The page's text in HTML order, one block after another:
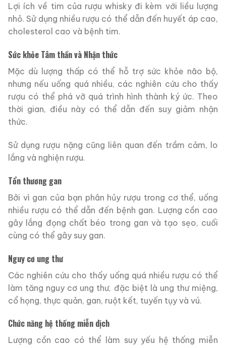
Lợi ích về tim của rượu whisky đi kèm với liều lượng
nhỏ. Sử dụng nhiều rượu có thể dẫn đến huyết áp cao,
cholesterol cao và bệnh tim.
Sức khỏe Tâm thần và Nhận thức
Mặc dù lượng thấp có thể hỗ trợ sức khỏe não bộ,
nhưng nếu uống quá nhiều, các nghiên cứu cho thấy
rượu có thể phá vỡ quá trình hình thành ký ức. Theo
thời gian, điều này có thể dẫn đến suy giảm nhận
thức.
Sử dụng rượu nặng cũng liên quan đến trầm cảm, lo
lắng và nghiện rượu.
Tổn thương gan
Bởi vì gan của bạn phân hủy rượu trong cơ thể, uống
nhiều rượu có thể dẫn đến bệnh gan. Lượng cồn cao
gây lắng đọng chất béo trong gan và tạo sẹo, cuối
cùng có thể gây suy gan.
Nguy cơ ung thư
Các nghiên cứu cho thấy uống quá nhiều rượu có thể
làm tăng nguy cơ ung thư, đặc biệt là ung thư miệng,
cổ họng, thực quản, gan, ruột kết, tuyến tụy và vú.
Chức năng hệ thống miễn dịch
Lượng cồn cao có thể làm suy yếu hệ thống miễn